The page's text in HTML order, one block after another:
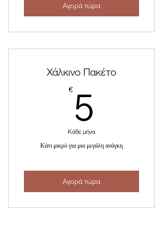
Αγορά τώρα
Χάλκινο Πακέτο
€ 5
Κάθε μήνα
Κάτι μικρό για μια μεγάλη ανάγκη
Αγορά τώρα